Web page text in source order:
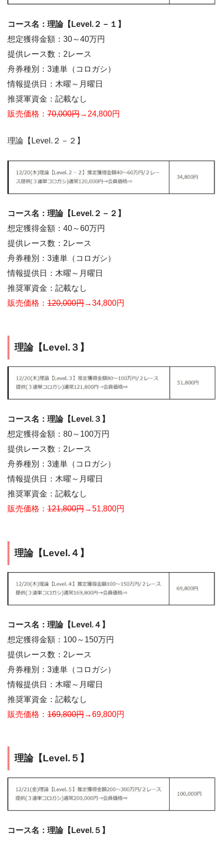
コース名：理論【Level.２－１】
想定獲得金額：30～40万円
提供レース数：2レース
舟券種別：3連単（コロガシ）
情報提供日：木曜～月曜日
推奨軍資金：記載なし
販売価格： 70,000円→24,800円
理論【Level.２－２】
コース名：理論【Level.２－２】
想定獲得金額：40～60万円
提供レース数：2レース
舟券種別：3連単（コロガシ）
情報提供日：木曜～月曜日
推奨軍資金：記載なし
販売価格： 120,000円→34,800円
理論【Level.３】
コース名：理論【Level.３】
想定獲得金額：80～100万円
提供レース数：2レース
舟券種別：3連単（コロガシ）
情報提供日：木曜～月曜日
推奨軍資金：記載なし
販売価格： 121,800円→51,800円
理論【Level.４】
コース名：理論【Level.４】
想定獲得金額：100～150万円
提供レース数：2レース
舟券種別：3連単（コロガシ）
情報提供日：木曜～月曜日
推奨軍資金：記載なし
販売価格： 169,800円→69,800円
理論【Level.５】
コース名：理論【Level.５】